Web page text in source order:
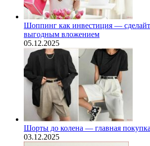
Шоппинг как инвестиция —
выгодным вложением
05.12.2025
Шорты до колена — главная покупка
03.12.2025